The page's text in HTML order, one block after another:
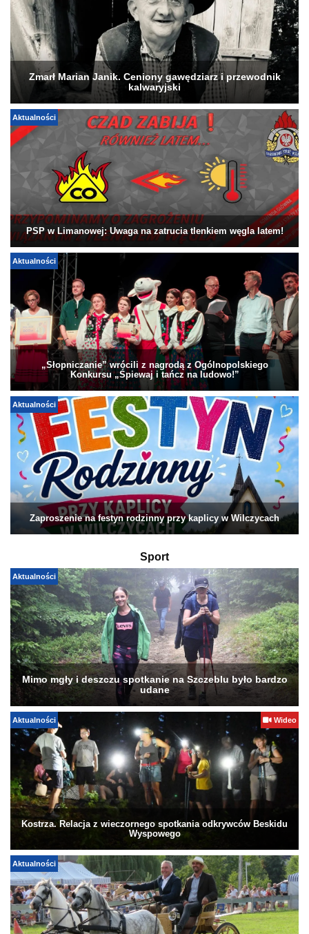
Zmarł Marian Janik. Ceniony gawędziarz i przewodnik
kalwaryjski
Aktualności
PSP w Limanowej: Uwaga na zatrucia tlenkiem węgla latem!
Aktualności
„Słopniczanie” wrócili z nagrodą z Ogólnopolskiego
Konkursu „Śpiewaj i tańcz na ludowo!”
Aktualności
Zaproszenie na festyn rodzinny przy kaplicy w Wilczycach
Sport
Aktualności
Mimo mgły i deszczu spotkanie na Szczeblu było bardzo
udane
Aktualności Wideo
Kostrza. Relacja z wieczornego spotkania odkrywców Beskidu
Wyspowego
Aktualności